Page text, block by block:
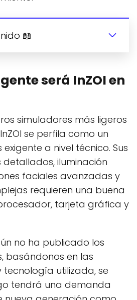
📖
será InZOI en
simuladores más ligeros
se perfila como un
a nivel técnico. Sus
iluminación
faciales avanzadas y
requieren una buena
tarjeta gráfica y
no ha publicado los
basándonos en las
utilizada, se
tendrá una demanda